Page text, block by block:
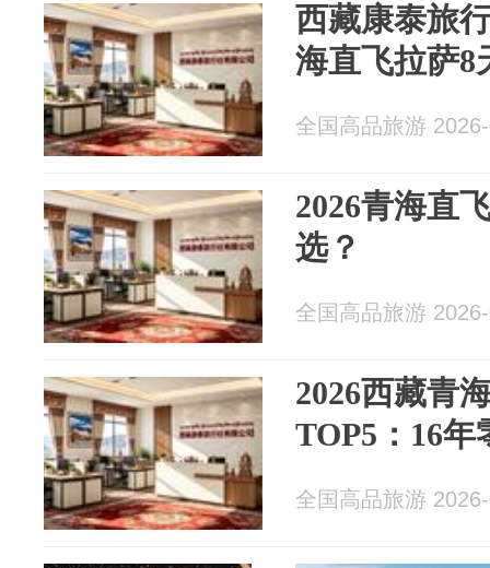
西藏康泰旅
海直飞拉萨8
全国高品旅游
2026青海直
选？
全国高品旅游
2026西藏青
TOP5：16
全国高品旅游